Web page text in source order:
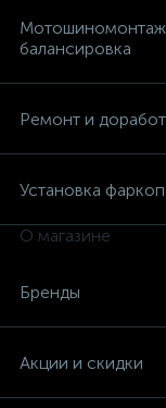
балансировка
Ремонт и
Установка
О магазине
Бренды
Акции и скидки